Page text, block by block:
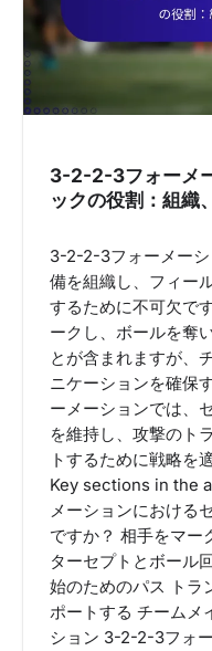
t
i
o
n
3-2-2-3フォーメ
ックの役割：組織
3-2-2-3フォーメー
備を組織し、フィー
するために不可欠で
ークし、ボールを奪
とが含まれますが、
ニケーションを確保
ーメーションでは、
を維持し、攻撃のト
トするために戦略を
Key sections in the
メーションにおける
ですか？ 相手をマー
ターセプトとボール
始のためのパス トラ
ポートする チームメ
ション 3-2-2-3フォ